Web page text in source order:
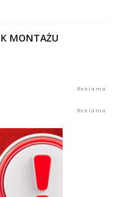
MONTAŻU